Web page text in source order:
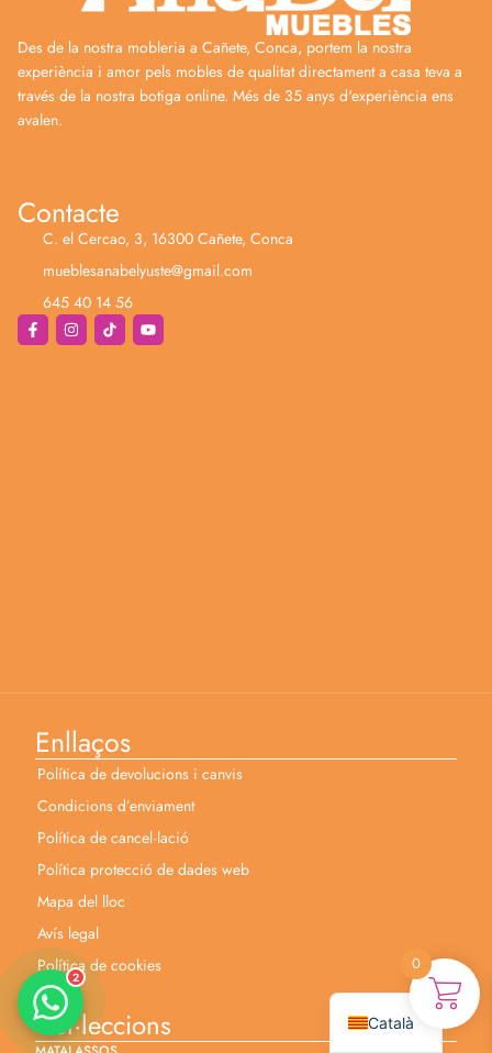
Des de la nostra mobleria a Cañete, Conca, portem la nostra
experiència i amor pels mobles de qualitat directament a casa teva a
través de la nostra botiga online. Més de 35 anys d'experiència ens
avalen.
Contacte
C. el Cercao, 3, 16300 Cañete, Conca
mueblesanabelyuste@gmail.com
645 40 14 56
Enllaços
Política de devolucions i canvis
Condicions d’enviament
Política de cancel·lació
Política protecció de dades web
Mapa del lloc
Avís legal
Política de cookies
Col·leccions
0
Català
Español
A
Anabel
M
Merche
2